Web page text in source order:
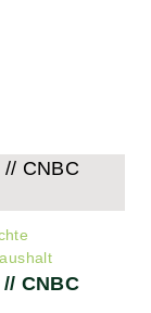
CNBC